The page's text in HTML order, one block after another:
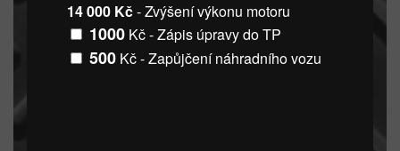
14 000 Kč- Zvýšení výkonu motoru
1000 Kč - Zápis úpravy do TP
500 Kč - Zapůjčení náhradního vozu